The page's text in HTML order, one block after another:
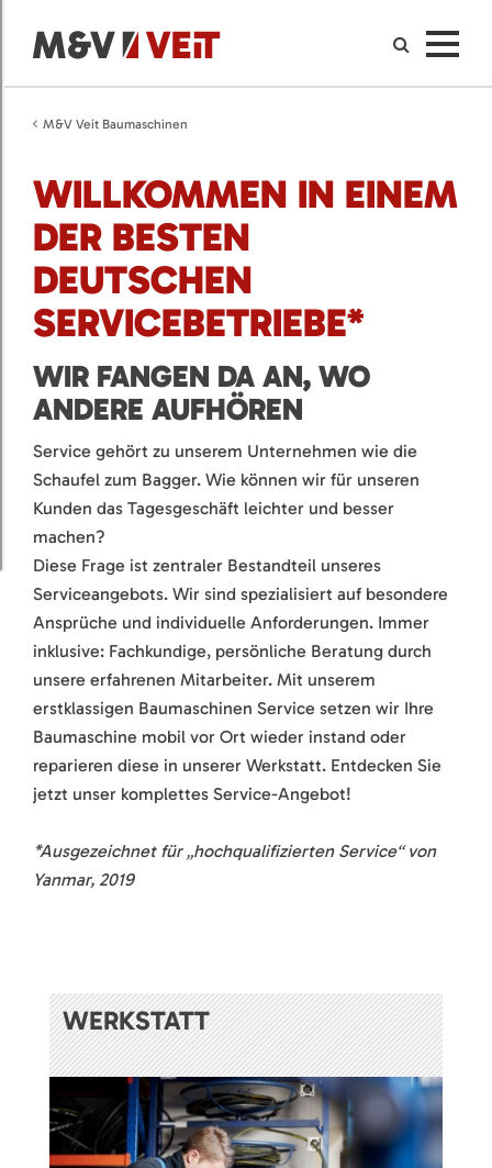
M&V Veit Baumaschinen
WILLKOMMEN IN EINEM
DER BESTEN
DEUTSCHEN
SERVICEBETRIEBE*
WIR FANGEN DA AN, WO
ANDERE AUFHÖREN
Service gehört zu unserem Unternehmen wie die
Schaufel zum Bagger. Wie können wir für unseren
Kunden das Tagesgeschäft leichter und besser
machen?
Diese Frage ist zentraler Bestandteil unseres
Serviceangebots. Wir sind spezialisiert auf besondere
Ansprüche und individuelle Anforderungen. Immer
inklusive: Fachkundige, persönliche Beratung durch
unsere erfahrenen Mitarbeiter. Mit unserem
erstklassigen Baumaschinen Service setzen wir Ihre
Baumaschine mobil vor Ort wieder instand oder
reparieren diese in unserer Werkstatt. Entdecken Sie
jetzt unser komplettes Service-Angebot!
*Ausgezeichnet für „hochqualifizierten Service“ von
Yanmar, 2019
WERKSTATT